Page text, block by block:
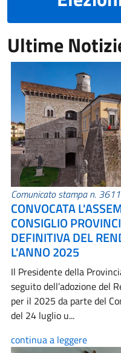
Ultime
Comunicato stampa n.
CONVOCATA
CONSIGLIO
DEFINITIVA DEL
L'ANNO 2025
Il Presidente della
seguito dell’adozione del
per il 2025 da parte del
del 24 luglio u...
continua a leggere